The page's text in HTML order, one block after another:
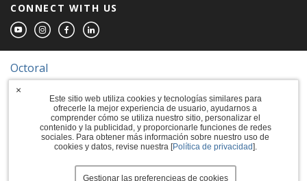
CONNECT WITH US
Octoral
© 2026 The Sherwin-Williams Company
Computer screens and printers vary in how
colors are displayed, so the colors you see
may not match the coating's actual color.
Este sitio web utiliza cookies y tecnologías similares para
ofrecerle la mejor experiencia de usuario, ayudarnos a
comprender cómo se utiliza nuestro sitio, personalizar el
contenido y la publicidad, y proporcionarle funciones de redes
sociales. Para obtener más información sobre nuestro uso de
cookies y datos, revise nuestra [Política de privacidad].
Gestionar las preferencieas de cookies
×